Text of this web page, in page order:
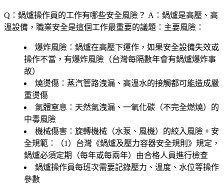
Q：鍋爐操作員的工作有哪些安全風險？ A：鍋爐是高壓、高
溫設備，職業安全是這個工作最重要的議題：主要風險：
爆炸風險 ：鍋爐在高壓下運作，如果安全設備失效或
操作不當，有爆炸風險（台灣每隔數年會有鍋爐爆炸事
故）
燒燙傷 ：蒸汽管路洩漏、高溫水的接觸都可能造成嚴
重燙傷
氣體窒息 ：天然氣洩漏、一氧化碳（不完全燃燒）的
中毒風險
機械傷害 ：旋轉機械（水泵、風機）的絞入風險。安
全規範：（1）台灣《鍋爐及壓力容器安全規則》規定，
鍋爐必須定期（每年或每兩年）由合格人員進行檢查
鍋爐操作員每班次需要記錄壓力、溫度、水位等操作
參數